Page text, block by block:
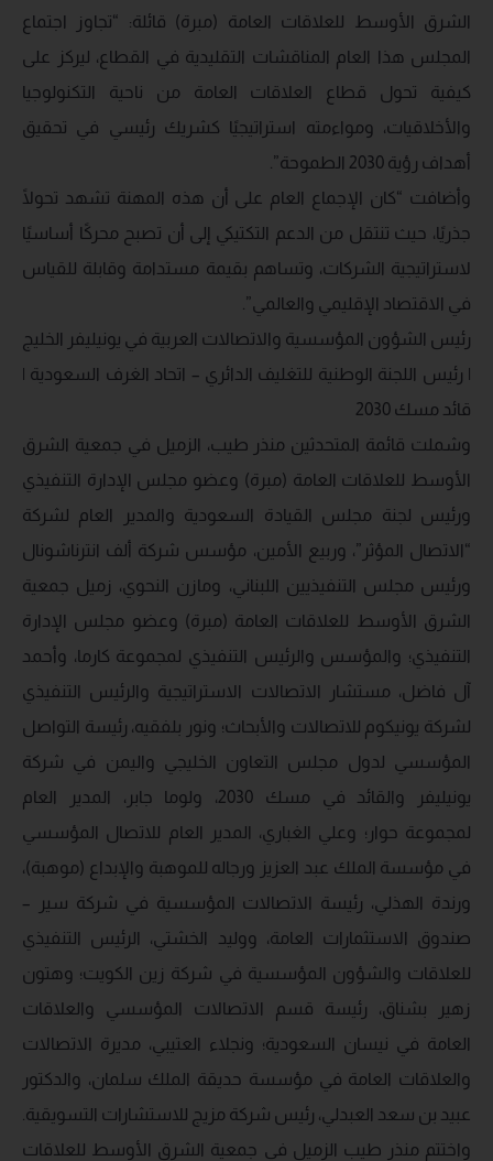
الشرق الأوسط للعلاقات العامة (مبرة) قائلة: “تجاوز اجتماع
المجلس هذا العام المناقشات التقليدية في القطاع، ليركز على
كيفية تحول قطاع العلاقات العامة من ناحية التكنولوجيا
والأخلاقيات، ومواءمته استراتيجيًا كشريك رئيسي في تحقيق
أهداف رؤية 2030 الطموحة”.
وأضافت “كان الإجماع العام على أن هذه المهنة تشهد تحولًا
جذريًا، حيث تنتقل من الدعم التكتيكي إلى أن تصبح محركًا أساسيًا
لاستراتيجية الشركات، وتساهم بقيمة مستدامة وقابلة للقياس
في الاقتصاد الإقليمي والعالمي”.
رئيس الشؤون المؤسسية والاتصالات العربية في يونيليفر الخليج
| رئيس اللجنة الوطنية للتغليف الدائري – اتحاد الغرف السعودية |
قائد مسك 2030
وشملت قائمة المتحدثين منذر طيب، الزميل في جمعية الشرق
الأوسط للعلاقات العامة (مبرة) وعضو مجلس الإدارة التنفيذي
ورئيس لجنة مجلس القيادة السعودية والمدير العام لشركة
“الاتصال المؤثر”، وربيع الأمين، مؤسس شركة ألف انترناشونال
ورئيس مجلس التنفيذيين اللبناني، ومازن النحوي، زميل جمعية
الشرق الأوسط للعلاقات العامة (مبرة) وعضو مجلس الإدارة
التنفيذي؛ والمؤسس والرئيس التنفيذي لمجموعة كارما، وأحمد
آل فاضل، مستشار الاتصالات الاستراتيجية والرئيس التنفيذي
لشركة يونيكوم للاتصالات والأبحاث؛ ونور بلفقيه، رئيسة التواصل
المؤسسي لدول مجلس التعاون الخليجي واليمن في شركة
يونيليفر والقائد في مسك 2030، ولوما جابر، المدير العام
لمجموعة حوار؛ وعلي الغباري، المدير العام للاتصال المؤسسي
في مؤسسة الملك عبد العزيز ورجاله للموهبة والإبداع (موهبة)،
ورندة الهذلي، رئيسة الاتصالات المؤسسية في شركة سير –
صندوق الاستثمارات العامة، ووليد الخشتي، الرئيس التنفيذي
للعلاقات والشؤون المؤسسية في شركة زين الكويت؛ وهتون
زهير بشناق، رئيسة قسم الاتصالات المؤسسي والعلاقات
العامة في نيسان السعودية؛ ونجلاء العتيبي، مديرة الاتصالات
والعلاقات العامة في مؤسسة حديقة الملك سلمان، والدكتور
عبيد بن سعد العبدلي، رئيس شركة مزيج للاستشارات التسويقية.
واختتم منذر طيب الزميل في جمعية الشرق الأوسط للعلاقات